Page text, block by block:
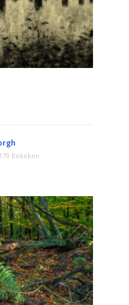
Bekeken